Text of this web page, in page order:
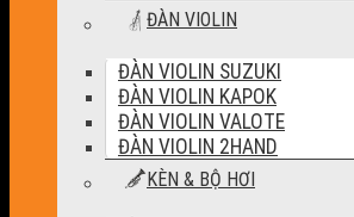
ĐÀN VIOLIN
ĐÀN VIOLIN SUZUKI
ĐÀN VIOLIN KAPOK
ĐÀN VIOLIN VALOTE
ĐÀN VIOLIN 2HAND
KÈN & BỘ HƠI